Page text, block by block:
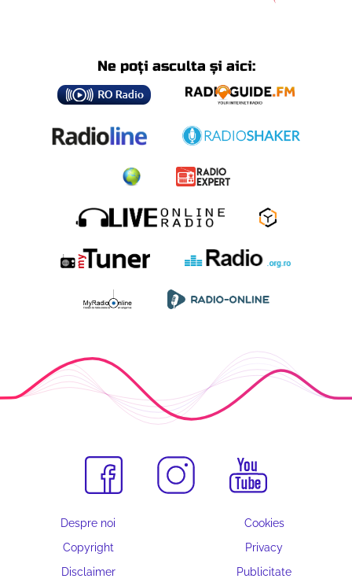
Ne poți asculta și aici:
Despre noi
Cookies
Copyright
Privacy
Disclaimer
Publicitate